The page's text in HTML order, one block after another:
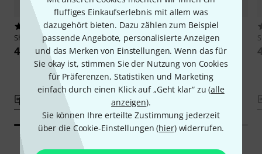
fluffiges Einkaufserlebnis mit allem was
dazugehört bieten. Dazu zählen zum Beispiel
passende Angebote, personalisierte Anzeigen
und das Merken von Einstellungen. Wenn das für
Sie okay ist, stimmen Sie der Nutzung von Cookies
für Präferenzen, Statistiken und Marketing
einfach durch einen Klick auf „Geht klar“ zu (alle
anzeigen).
Sie können Ihre erteilte Zustimmung jederzeit
über die Cookie-Einstellungen (hier) widerrufen.
3
Shure WA712-Gold
44 CHF
Vergleichen
1
ShureWA712-Pink
44 CHF